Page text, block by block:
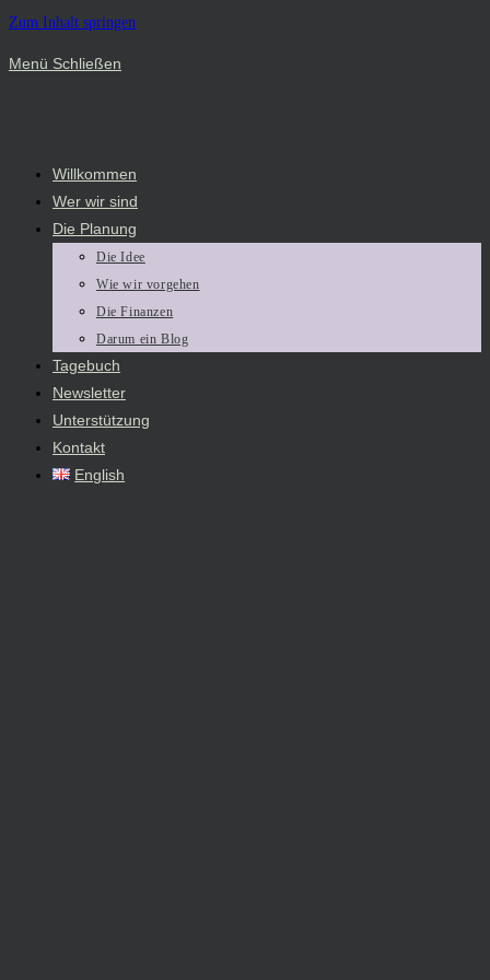
Zum Inhalt springen
Menü Schließen
Willkommen
Wer wir sind
Die Planung
Die Idee
Wie wir vorgehen
Die Finanzen
Darum ein Blog
Tagebuch
Newsletter
Unterstützung
Kontakt
English